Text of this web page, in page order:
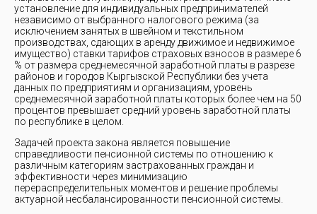
установление для индивидуальных предпринимателей
независимо от выбранного налогового режима (за
исключением занятых в швейном и текстильном
производствах, сдающих в аренду движимое и недвижимое
имущество) ставки тарифов страховых взносов в размере 6
% от размера среднемесячной заработной платы в разрезе
районов и городов Кыргызской Республики без учета
данных по предприятиям и организациям, уровень
среднемесячной заработной платы которых более чем на 50
процентов превышает средний уровень заработной платы
по республике в целом.
Задачей проекта закона является повышение
справедливости пенсионной системы по отношению к
различным категориям застрахованных граждан и
эффективности через минимизацию
перераспределительных моментов и решение проблемы
актуарной несбалансированности пенсионной системы.